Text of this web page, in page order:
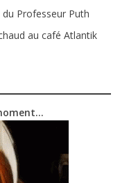
du Professeur Puth
au café Atlantik